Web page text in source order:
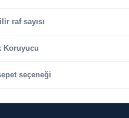
raf sayısı
Koruyucu
seçeneği